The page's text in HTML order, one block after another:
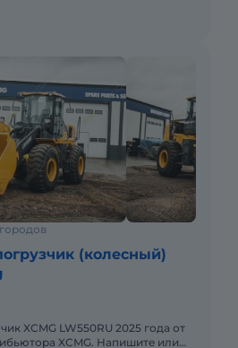
(колесный)
XCMG LW550RU 2025 годa от
XCMG. Haпишитe или